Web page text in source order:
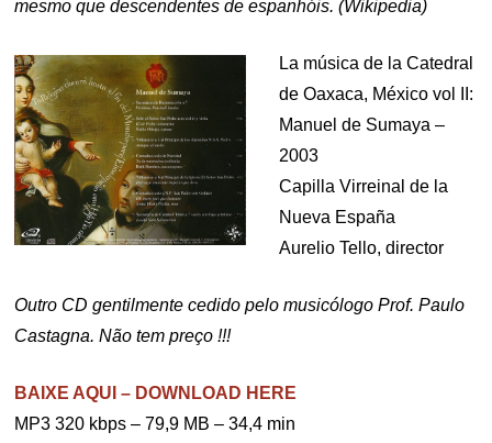
mesmo que descendentes de espanhóis. (Wikipedia)
La música de la Catedral
de Oaxaca, México vol II:
Manuel de Sumaya –
2003
Capilla Virreinal de la
Nueva España
Aurelio Tello, director
Outro CD gentilmente cedido pelo musicólogo Prof. Paulo
Castagna. Não tem preço !!!
BAIXE AQUI – DOWNLOAD HERE
MP3 320 kbps – 79,9 MB – 34,4 min